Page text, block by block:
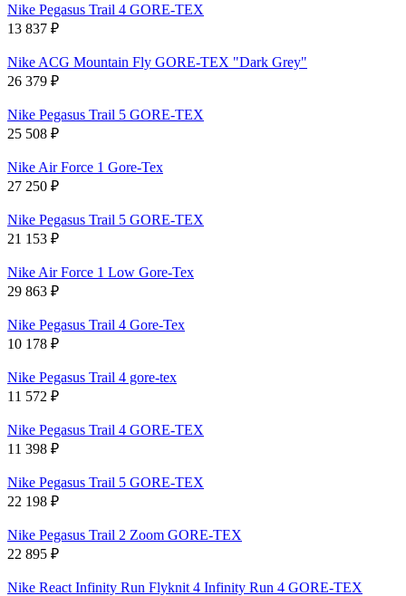
Nike Pegasus Trail 4 GORE-TEX
13 837 ₽
Nike ACG Mountain Fly GORE-TEX "Dark Grey"
26 379 ₽
Nike Pegasus Trail 5 GORE-TEX
25 508 ₽
Nike Air Force 1 Gore-Tex
27 250 ₽
Nike Pegasus Trail 5 GORE-TEX
21 153 ₽
Nike Air Force 1 Low Gore-Tex
29 863 ₽
Nike Pegasus Trail 4 Gore-Tex
10 178 ₽
Nike Pegasus Trail 4 gore-tex
11 572 ₽
Nike Pegasus Trail 4 GORE-TEX
11 398 ₽
Nike Pegasus Trail 5 GORE-TEX
22 198 ₽
Nike Pegasus Trail 2 Zoom GORE-TEX
22 895 ₽
Nike React Infinity Run Flyknit 4 Infinity Run 4 GORE-TEX